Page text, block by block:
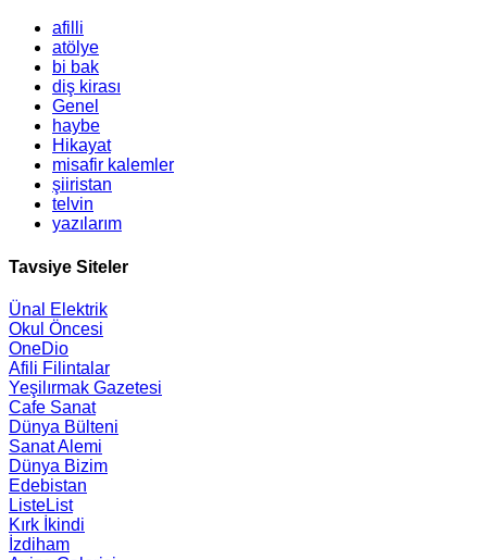
afilli
atölye
bi bak
diş kirası
Genel
haybe
Hikayat
misafir kalemler
şiiristan
telvin
yazılarım
Tavsiye Siteler
Ünal Elektrik
Okul Öncesi
OneDio
Afili Filintalar
Yeşilırmak Gazetesi
Cafe Sanat
Dünya Bülteni
Sanat Alemi
Dünya Bizim
Edebistan
ListeList
Kırk İkindi
İzdiham